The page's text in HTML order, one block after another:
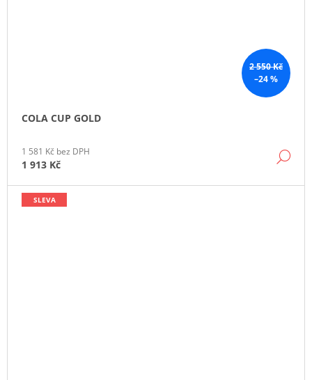
2 550 Kč
–24 %
COLA CUP GOLD
1 581 Kč bez DPH
1 913 Kč
SLEVA